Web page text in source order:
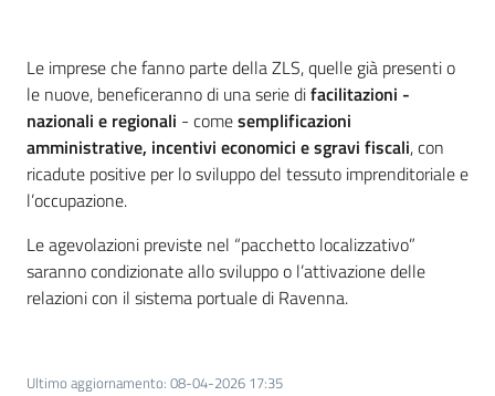
Atti
Bandi
Piani
Programmi
Le imprese che fanno parte della ZLS, quelle già presenti o
le nuove, beneficeranno di una serie difacilitazioni -
nazionali e regionali - comesemplificazioni
amministrative, incentivi economici e sgravi fiscali, con
ricadute positive per lo sviluppo del tessuto imprenditoriale e
l’occupazione.
Le agevolazioni previste nel “pacchetto localizzativo”
saranno condizionate allo sviluppo o l’attivazione delle
relazioni con il sistema portuale di Ravenna.
Ultimo aggiornamento: 08-04-2026 17:35